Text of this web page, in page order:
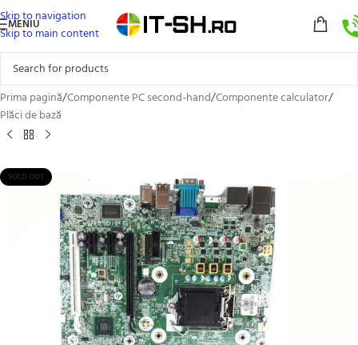
Skip to navigation
Skip to main content
MENIU
Prima pagină/Componente PC second-hand/Componente calculator/
Plăci de bază
SOLD OUT